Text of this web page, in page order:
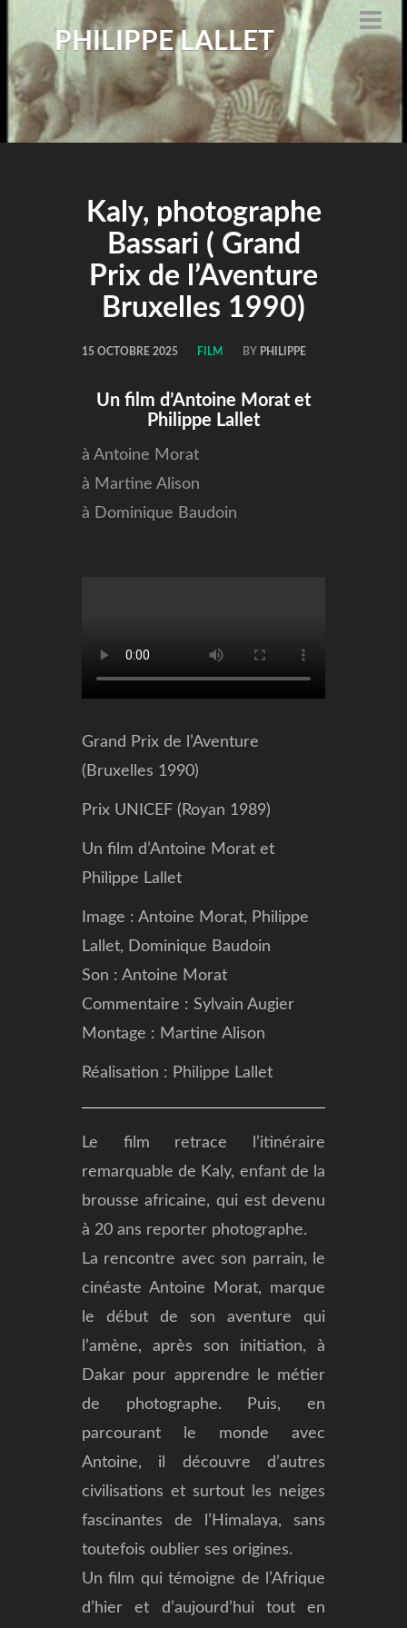
PHILIPPE LALLET
Kaly, photographe
Bassari ( Grand
Prix de l’Aventure
Bruxelles 1990)
15 OCTOBRE 2025 FILM BY PHILIPPE
Un film d’Antoine Morat et
Philippe Lallet
à Antoine Morat
à Martine Alison
à Dominique Baudoin
Grand Prix de l’Aventure
(Bruxelles 1990)
Prix UNICEF (Royan 1989)
Un film d’Antoine Morat et
Philippe Lallet
Image : Antoine Morat, Philippe
Lallet, Dominique Baudoin
Son : Antoine Morat
Commentaire : Sylvain Augier
Montage : Martine Alison
Réalisation : Philippe Lallet
Le film retrace l’itinéraire
remarquable de Kaly, enfant de la
brousse africaine, qui est devenu
à 20 ans reporter photographe.
La rencontre avec son parrain, le
cinéaste Antoine Morat, marque
le début de son aventure qui
l’amène, après son initiation, à
Dakar pour apprendre le métier
de photographe. Puis, en
parcourant le monde avec
Antoine, il découvre d’autres
civilisations et surtout les neiges
fascinantes de l’Himalaya, sans
toutefois oublier ses origines.
Un film qui témoigne de l’Afrique
d’hier et d’aujourd’hui tout en